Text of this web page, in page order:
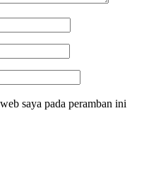
saya pada peramban ini